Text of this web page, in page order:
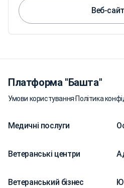
Веб-сайт
Платформа "Башта"
Умови користування·Політика
Медичні послуги
Ветеранські центри
Ветеранський бізнес